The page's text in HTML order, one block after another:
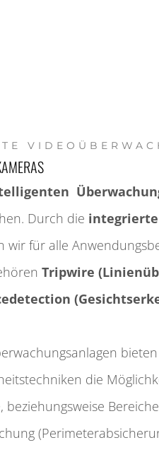
Durch die integrierte
wir für alle
Trip­wire
die
beziehungs­­­weise